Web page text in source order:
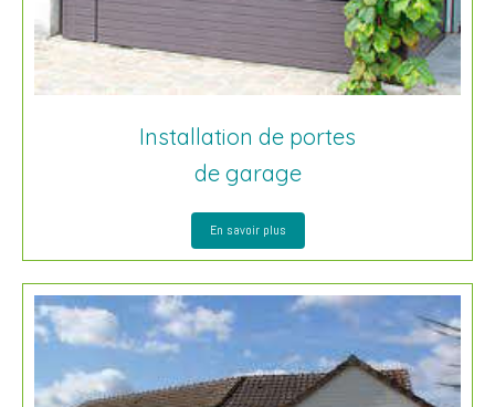
Installation de portes
de garage
En savoir plus